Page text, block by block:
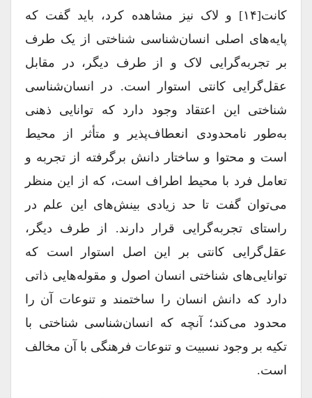
کانت[۱۴] و لاک نیز مشاهده کرد، باید گفت که
پایه‌های اصلی انسان‌شناسی شناختی از یک طرف
بر تجربه‌گرایی لاک و از طرف دیگر، در مقابل
عقل‌گرایی کانتی استوار است. در انسان‌شناسی
شناختی این اعتقاد وجود دارد که توانایی ذهنی
به‌طور نامحدودی انعطاف‌پذیر و متأثر از محیط
است و محتوا و ساختار دانش برگرفته از تجربه و
تعامل فرد با محیط اطراف است، که از این منظر
می‌توان گفت تا حد زیادی بینش‌های این علم در
راستای تجربه‌گرایی قرار دارند. از طرف دیگر،
عقل‌گرایی کانتی بر این اصل استوار است که
توانایی‌های شناختی انسان اصول و مقوله‌هایی ذاتی
دارد که دانش انسان را ساختمند و تنوعات آن را
محدود می‌کند؛ آنچه که انسان‌شناسی شناختی با
تکیه بر وجود نسبیت‌ و تنوعات فرهنگی با آن مخالف
است.